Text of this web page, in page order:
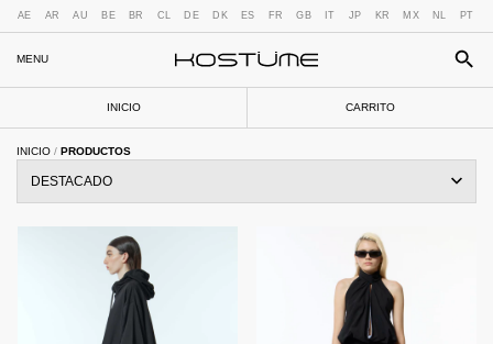
AE AR AU BE BR CL DE DK ES FR GB IT JP KR MX NL PT
MENU
INICIO CARRITO
INICIO / PRODUCTOS